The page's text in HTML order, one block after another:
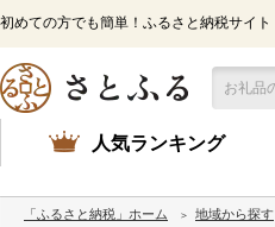
初めての方でも簡単！ふるさと納税サイト
人気ランキング
「ふるさと納税」ホーム 地域から探す